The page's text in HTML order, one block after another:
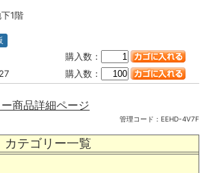
カテゴリー一覧
1階
購入数：
購入数：
商品詳細ページ
管理コード： EEHD-4V7F